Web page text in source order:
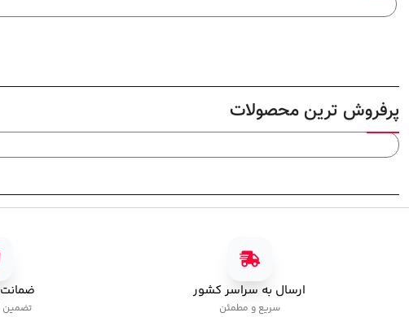
پرفروش ترین محصولات
ارسال به سراسر کشور
سریع و مطمئن
ضمانت
تضمین